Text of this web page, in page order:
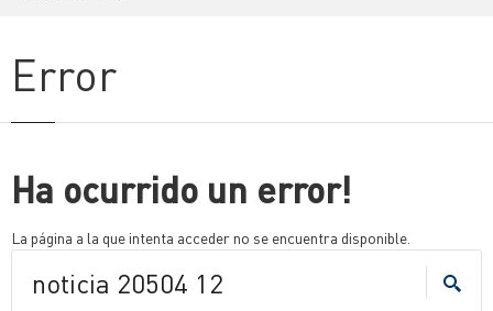
Error
Ha ocurrido un error!
La página a la que intenta acceder no se encuentra disponible.